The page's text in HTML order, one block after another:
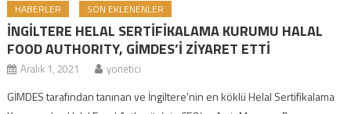
HABERLER SON EKLENENLER
İNGİLTERE HELAL SERTİFİKALAMA KURUMU HALAL
FOOD AUTHORITY, GİMDES’İ ZİYARET ETTİ
Aralık 1, 2021 yonetici
GİMDES tarafından tanınan ve İngiltere’nin en köklü Helal Sertifikalama